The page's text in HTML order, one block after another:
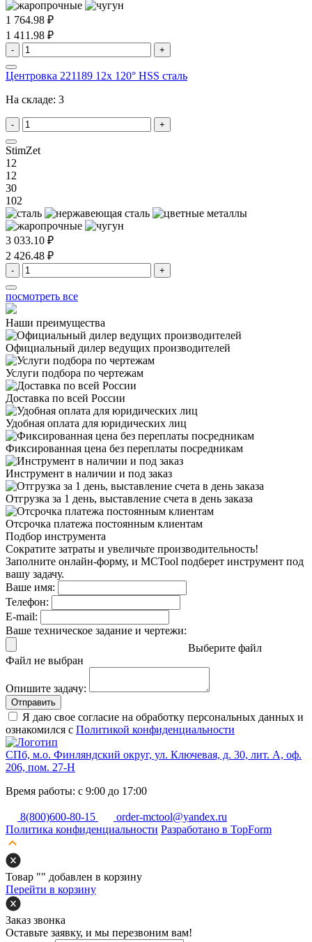
1 764.98 ₽
1 411.98 ₽
- +
Центровка 221189 12x 120° HSS сталь
На складе: 3
- +
StimZet
12
12
30
102
3 033.10 ₽
2 426.48 ₽
- +
посмотреть все
Наши преимущества
Официальный дилер ведущих производителей
Услуги подбора по чертежам
Доставка по всей России
Удобная оплата для юридических лиц
Фиксированная цена без переплаты посредникам
Инструмент в наличии и под заказ
Отгрузка за 1 день, выставление счета в день заказа
Отсрочка платежа постоянным клиентам
Подбор инструмента
Сократите затраты и увеличьте производительность!
Заполните онлайн-форму, и MCTool подберет инструмент под
вашу задачу.
Ваше имя:
Телефон:
E-mail:
Ваше техническое задание и чертежи:
Выберите файл
Файл не выбран
Опишите задачу:
Отправить
Я даю свое согласие на обработку персональных данных и
ознакомился с Политикой конфиденциальности
СПб, м.о. Финляндский округ, ул. Ключевая, д. 30, лит. А, оф.
206, пом. 27-Н
Время работы: с 9:00 до 17:00
8(800)600-80-15
order-mctool@yandex.ru
Политика конфиденциальности Разработано в TopForm
Товар "" добавлен в корзину
Перейти в корзину
Заказ звонка
Оставьте заявку, и мы перезвоним вам!